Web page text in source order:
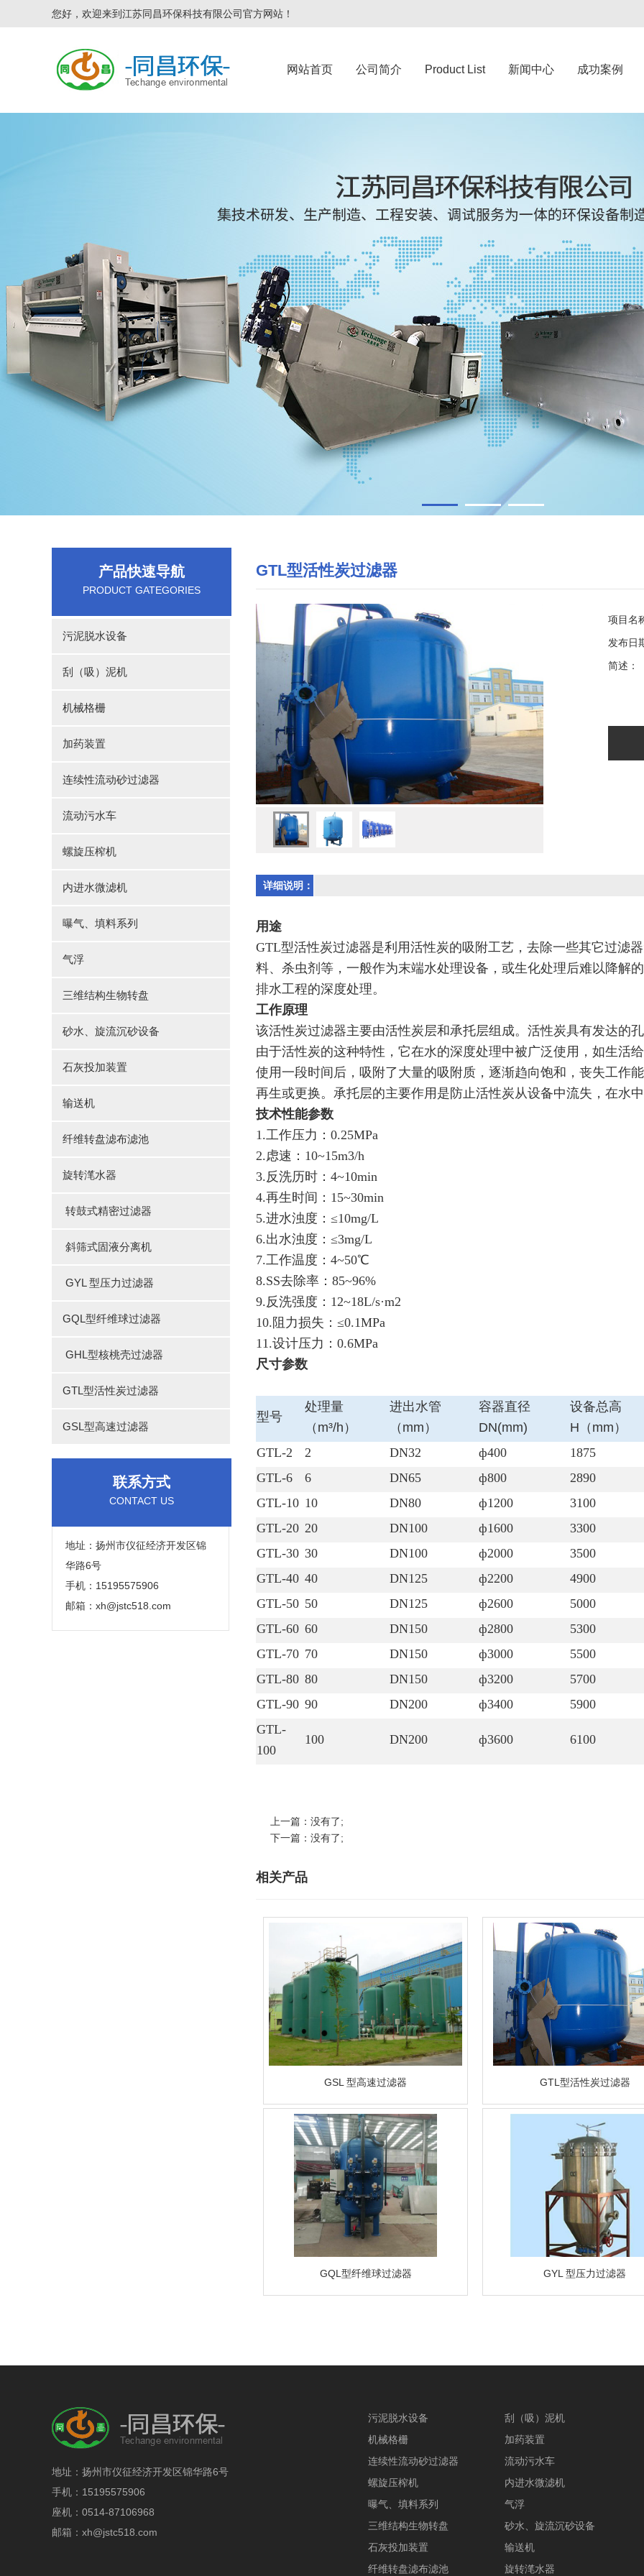
您好，欢迎来到江苏同昌环保科技有限公司官方网站！
网站首页 公司简介 Product List 新闻中心 成功案例
1 2 3
产品快速导航
PRODUCT GATEGORIES
污泥脱水设备
刮（吸）泥机
机械格栅
加药装置
连续性流动砂过滤器
流动污水车
螺旋压榨机
内进水微滤机
曝气、填料系列
气浮
三维结构生物转盘
砂水、旋流沉砂设备
石灰投加装置
输送机
纤维转盘滤布滤池
旋转滗水器
转鼓式精密过滤器
斜筛式固液分离机
GYL 型压力过滤器
GQL型纤维球过滤器
GHL型核桃壳过滤器
GTL型活性炭过滤器
GSL型高速过滤器
联系方式
CONTACT US
地址：扬州市仪征经济开发区锦
华路6号
手机：15195575906
邮箱：xh@jstc518.com
GTL型活性炭过滤器
项目名
发布日
简述：
详细说明：
用途
GTL型活性炭过滤器是利用活性炭的吸附工艺，去除一些其它过滤
料、杀虫剂等，一般作为末端水处理设备，或生化处理后难以降解
排水工程的深度处理。
工作原理
该活性炭过滤器主要由活性炭层和承托层组成。活性炭具有发达的
由于活性炭的这种特性，它在水的深度处理中被广泛使用，如生活
使用一段时间后，吸附了大量的吸附质，逐渐趋向饱和，丧失工作
再生或更换。承托层的主要作用是防止活性炭从设备中流失，在水
技术性能参数
1.工作压力：0.25MPa
2.虑速：10~15m3/h
3.反洗历时：4~10min
4.再生时间：15~30min
5.进水浊度：≤10mg/L
6.出水浊度：≤3mg/L
7.工作温度：4~50℃
8.SS去除率：85~96%
9.反洗强度：12~18L/s·m2
10.阻力损失：≤0.1MPa
11.设计压力：0.6MPa
尺寸参数
型号
处理量
（m³/h ）
进出水管
（mm ）
容器直径
DN(mm)
设备总高
H （ mm ）
GTL-2
2 DN32 ф400
1875
GTL-6
6 DN65 ф800
2890
GTL-10 10 DN80 ф1200
3100
GTL-20 20 DN100 ф1600
3300
GTL-30 30 DN100 ф2000
3500
GTL-40 40 DN125 ф2200
4900
GTL-50 50 DN125 ф2600
5000
GTL-60 60 DN150 ф2800
5300
GTL-70 70 DN150 ф3000
5500
GTL-80 80 DN150 ф3200
5700
GTL-90 90 DN200 ф3400
5900
GTL-
100
100 DN200 ф3600 6100
上一篇：没有了;
下一篇：没有了;
相关产品
GSL 型高速过滤器 GTL型活性炭过滤器
GQL型纤维球过滤器 GYL 型压力过滤器
地址：扬州市仪征经济开发区锦华路6号
手机：15195575906
座机：0514-87106968
邮箱：xh@jstc518.com
污泥脱水设备
刮（吸）泥机
机械格栅
加药装置
连续性流动砂过滤器
流动污水车
螺旋压榨机
内进水微滤机
曝气、填料系列
气浮
三维结构生物转盘
砂水、旋流沉砂设备
石灰投加装置
输送机
纤维转盘滤布滤池
旋转滗水器